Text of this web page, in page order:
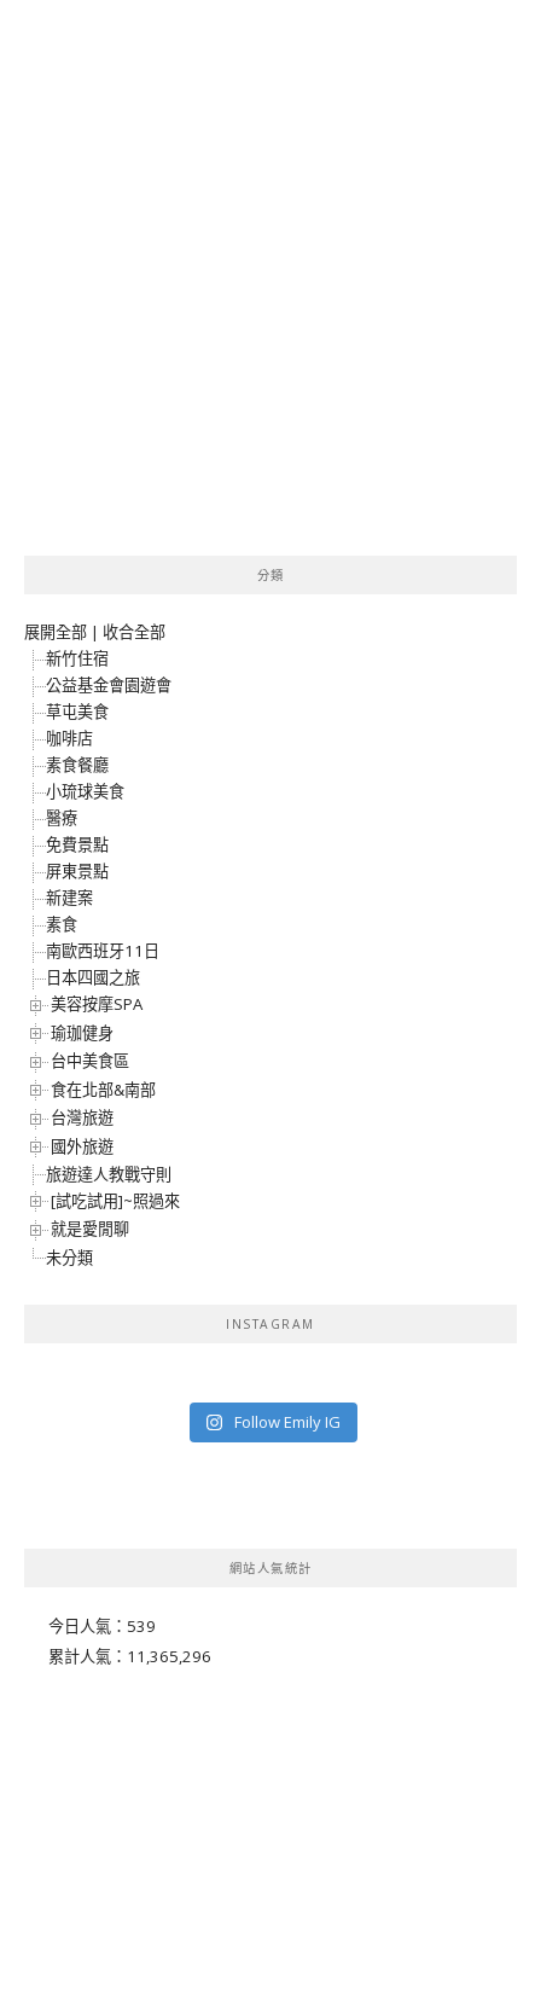
分類
展開全部 | 收合全部
新竹住宿
公益基金會園遊會
草屯美食
咖啡店
素食餐廳
小琉球美食
醫療
免費景點
屏東景點
新建案
素食
南歐西班牙11日
日本四國之旅
美容按摩SPA
瑜珈健身
台中美食區
食在北部&南部
台灣旅遊
國外旅遊
旅遊達人教戰守則
[試吃試用]~照過來
就是愛閒聊
未分類
INSTAGRAM
Follow Emily IG
網站人氣統計
今日人氣： 539
累計人氣： 11,365,296